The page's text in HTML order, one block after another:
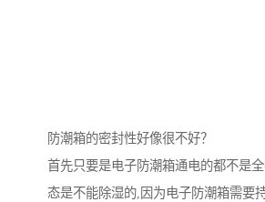
防潮箱的密封性好像很不好？
首先只要是电子防潮箱通电的都不是
态是不能除湿的,因为电子防潮箱需要